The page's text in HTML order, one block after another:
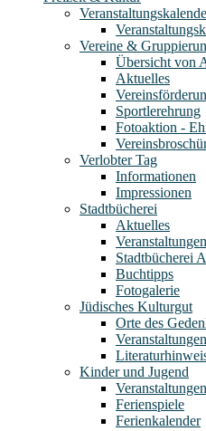
Vereine &
Übersicht von
Aktuelles
Sportlerehrung
Fotoaktion -
Verlobter Tag
Informationen
Impressionen
Stadtbücherei
Aktuelles
Veranstaltungen
Stadtbücherei
Buchtipps
Fotogalerie
Jüdisches Kulturgut
Orte des
Kinder und Jugend
Ferienspiele
Ferienkalender